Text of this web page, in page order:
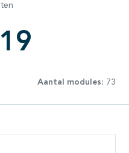
Aantal modules: 73